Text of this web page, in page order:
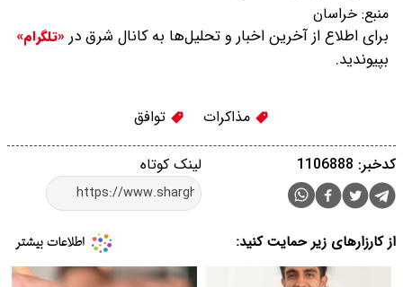
منبع: خراسان
برای اطلاع از آخرین اخبار و تحلیل‌ها به کانال شرق در «تلگرام»
بپیوندید.
مذاکرات توافق
لینک کوتاه کدخبر: 1106888
از کارزارهای زیر حمایت کنید: